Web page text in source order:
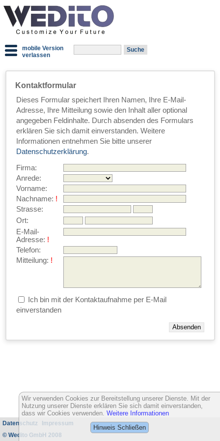
mobile Version
verlassen
Kontaktformular
Dieses Formular speichert Ihren Namen, Ihre E-Mail-
Adresse, Ihre Mitteilung sowie den Inhalt aller optional
angegeben Feldinhalte. Durch absenden des Formulars
erklären Sie sich damit einverstanden. Weitere
Informationen entnehmen Sie bitte unserer
Datenschutzerklärung.
Firma:
Anrede:
Vorname:
Nachname: !
Strasse:
Ort:
E-Mail-
Adresse: !
Telefon:
Mitteilung: !
Ich bin mit der Kontaktaufnahme per E-Mail
einverstanden
Datenschutz
Impressum
© Wedito GmbH 2008
Wir verwenden Cookies zur Bereitstellung unserer Dienste. Mit der
Nutzung unserer Dienste erklären Sie sich damit einverstanden,
dass wir Cookies verwenden. Weitere Informationen
Hinweis Schließen